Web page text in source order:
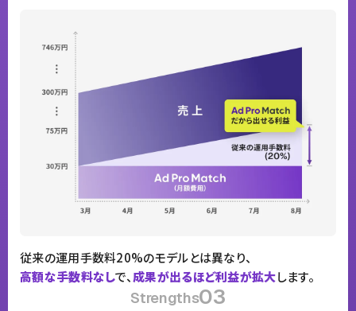
従来の運用手数料20%のモデルとは異なり、
高額な手数料なしで、成果が出るほど利益が拡大します。
Strengths03